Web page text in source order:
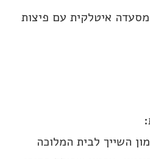
איטלקית עם פיצות
השייך לבית המלוכה